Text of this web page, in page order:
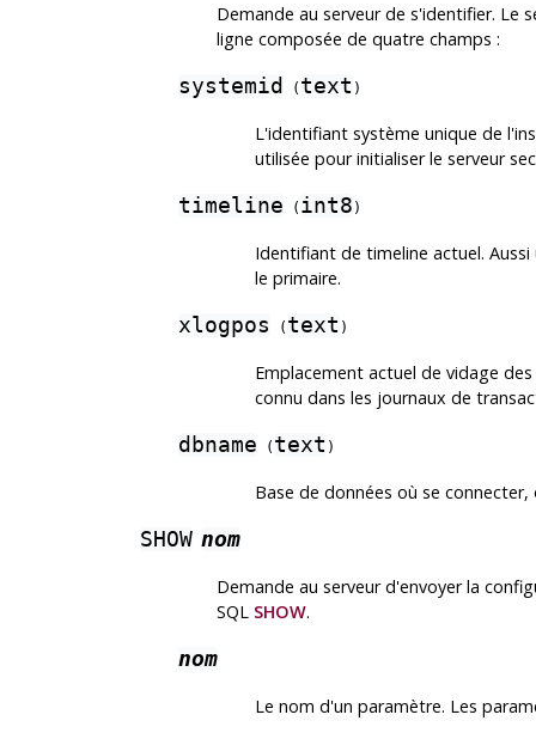
Demande au serveur de s'identifier. Le
ligne composée de quatre champs :
systemid ( text )
L'identifiant système unique de
utilisée pour initialiser le serveur
timeline ( int8 )
Identifiant de timeline actuel.
le primaire.
xlogpos ( text )
Emplacement actuel de vidage
connu dans les journaux de
dbname ( text )
Base de données où se connecter,
SHOW nom
Demande au serveur d'envoyer la
SQL SHOW.
nom
Le nom d'un paramètre. Les